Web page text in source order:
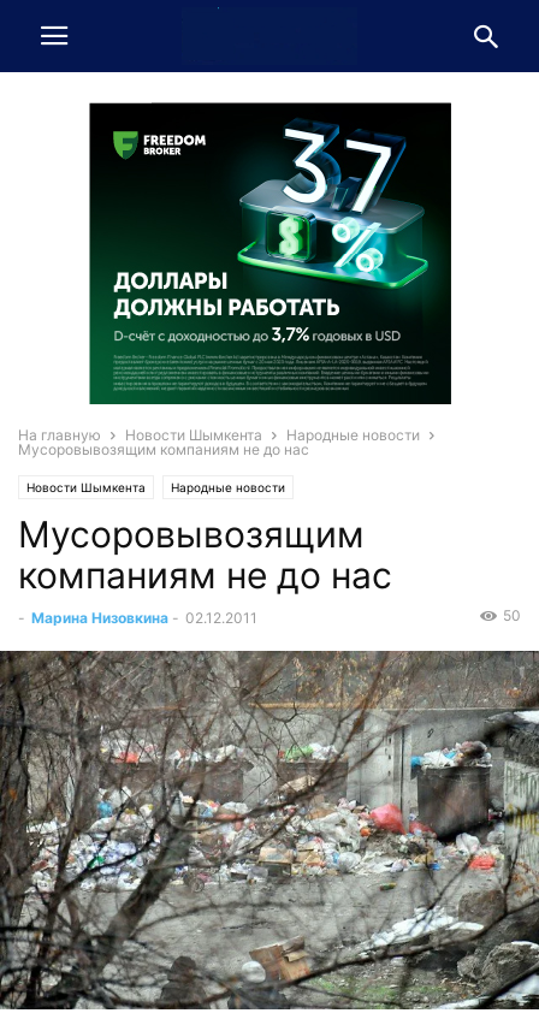
На главную Новости Шымкента
Народные новости
Мусоровывозящим компаниям не до нас
Новости Шымкента Народные новости
Мусоровывозящим
компаниям не до нас
- Марина Низовкина - 02.12.2011 50